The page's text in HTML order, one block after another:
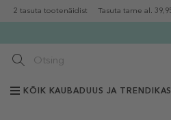
2 tasuta tootenäidist Tasuta tarne al.
KÕIK KAUBADUUS JA TRENDIKAS